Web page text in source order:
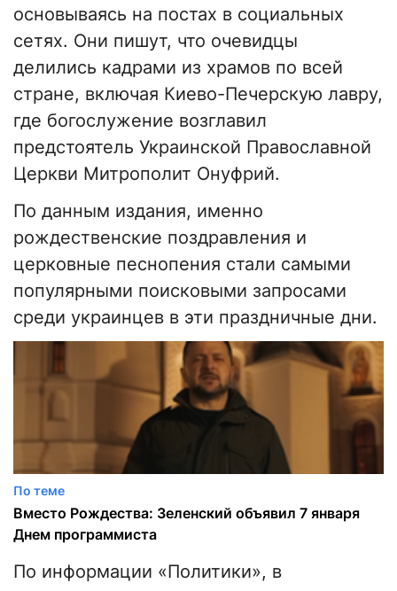
основываясь на постах в социальных
сетях. Они пишут, что очевидцы
делились кадрами из храмов по всей
стране, включая Киево-Печерскую лавру,
где богослужение возглавил
предстоятель Украинской Православной
Церкви Митрополит Онуфрий.
По данным издания, именно
рождественские поздравления и
церковные песнопения стали самыми
популярными поисковыми запросами
среди украинцев в эти праздничные дни.
По теме
Вместо Рождества: Зеленский объявил 7 января
Днем программиста
По информации «Политики», в